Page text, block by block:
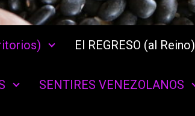
El REGRESO (al Reino)
SENTIRES VENEZOLANOS